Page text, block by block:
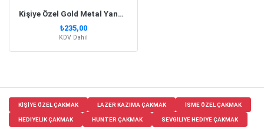
Kişiye Özel Gold Metal Yana Açılan Pürmüz Alevli Gazlı Çakmak
₺235,00
KDV Dahil
KIŞIYE ÖZEL ÇAKMAK LAZER KAZIMA ÇAKMAK ISME ÖZEL ÇAKMAK
HEDIYELIK ÇAKMAK HUNTER ÇAKMAK SEVGILIYE HEDIYE ÇAKMAK